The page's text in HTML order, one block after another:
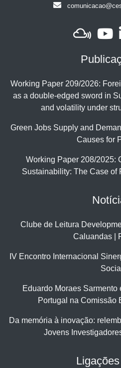
Working Paper 209/2026:
as a double-edged sword in
and volatility under
Green Jobs Supply and
Causes for
Working Paper 208/2025:
Sustainability: The Case of
Clube de Leitura
Caluandas |
IV Encontro Internacional
Social
Eduardo Moraes
Portugal na Comissão
Da memória à inovação:
Jovens